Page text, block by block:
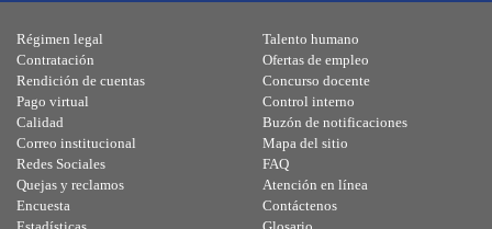
Régimen legal
Contratación
Rendición de cuentas
Pago virtual
Calidad
Talento humano
Ofertas de empleo
Concurso docente
Control interno
Buzón de notificaciones
Correo institucional
Redes Sociales
Quejas y reclamos
Encuesta
Mapa del sitio
FAQ
Atención en línea
Contáctenos